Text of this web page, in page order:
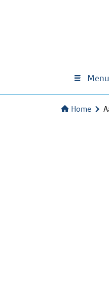
Menu
Home